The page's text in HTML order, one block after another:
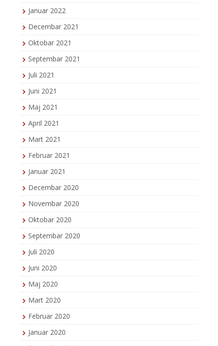
Januar 2022
Decembar 2021
Oktobar 2021
Septembar 2021
Juli 2021
Juni 2021
Maj 2021
April 2021
Mart 2021
Februar 2021
Januar 2021
Decembar 2020
Novembar 2020
Oktobar 2020
Septembar 2020
Juli 2020
Juni 2020
Maj 2020
Mart 2020
Februar 2020
Januar 2020